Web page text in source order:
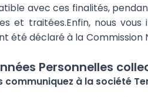
avec ces finalités,
et traitées.Enfin, nous
été déclaré à la Commission
Personnelles
communiquez à la société